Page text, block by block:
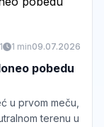
1 1 min09.07.2026
pobedu
u prvom meču,
terenu u